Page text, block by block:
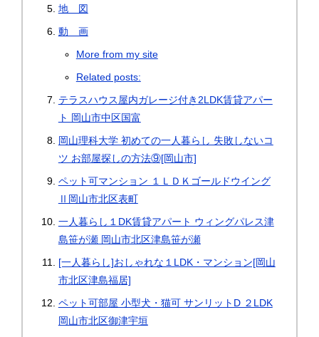
地 図
動 画
More from my site
Related posts:
テラスハウス屋内ガレージ付き2LDK賃貸アパー
ト 岡山市中区国富
岡山理科大学 初めての一人暮らし 失敗しないコ
ツ お部屋探しの方法⑨[岡山市]
ペット可マンション １ＬＤＫゴールドウイング
Ⅱ岡山市北区表町
一人暮らし１DK賃貸アパート ウィングパレス津
島笹が瀬 岡山市北区津島笹が瀬
[一人暮らし]おしゃれな１LDK・マンション[岡山
市北区津島福居]
ペット可部屋 小型犬・猫可 サンリットD ２LDK
岡山市北区御津宇垣